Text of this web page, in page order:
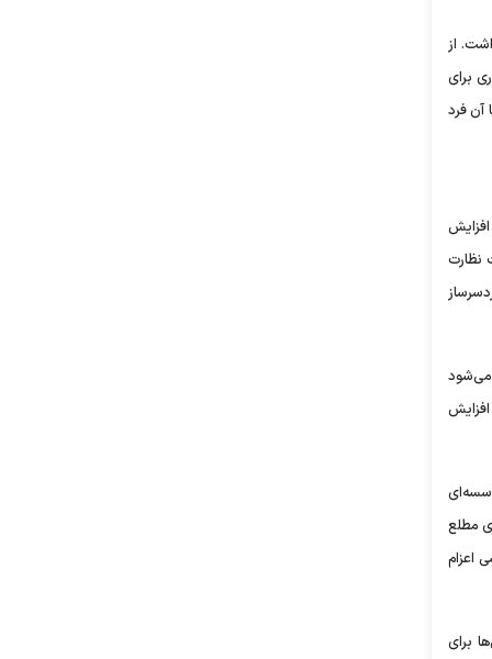
از
برای
آن فرد
«اعتماد» می‌گوید که طی ۵ سال گذشته، با افزایش
نظارت
می‌شود
دلیل مهم این افزایش
مطلع
اعزام
برای